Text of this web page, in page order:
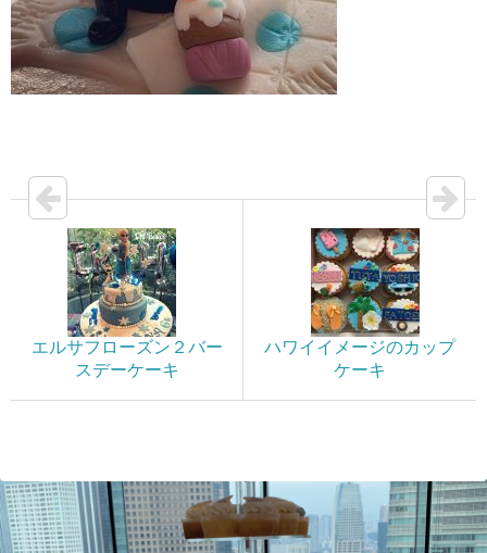
エルサフローズン２バー
スデーケーキ
ハワイイメージのカップ
ケーキ